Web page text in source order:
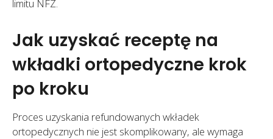
limitu NFZ.
Jak uzyskać receptę na
wkładki ortopedyczne krok
po kroku
Proces uzyskania refundowanych wkładek
ortopedycznych nie jest skomplikowany, ale wymaga